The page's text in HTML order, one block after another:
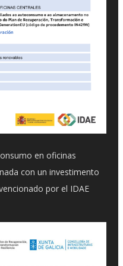
en oficinas
con un investimento
por el IDAE